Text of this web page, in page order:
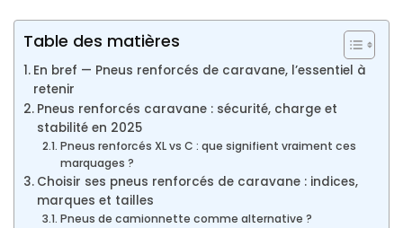
Table des matières
En bref — Pneus renforcés de caravane, l’essentiel à
retenir
Pneus renforcés caravane : sécurité, charge et
stabilité en 2025
Pneus renforcés XL vs C : que signifient vraiment ces
marquages ?
Choisir ses pneus renforcés de caravane : indices,
marques et tailles
Pneus de camionnette comme alternative ?